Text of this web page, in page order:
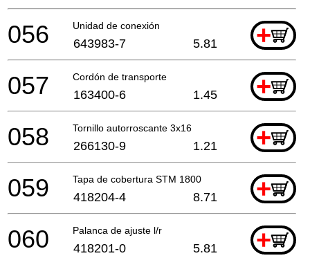
Unidad de conexión +
056 643983-7 5.81
Cordón de transporte +
057 163400-6 1.45
Tornillo autorroscante 3x16 +
058 266130-9 1.21
Tapa de cobertura STM 1800 +
059 418204-4 8.71
Palanca de ajuste l/r +
060 418201-0 5.81